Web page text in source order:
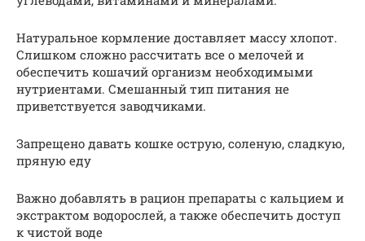
Натуральное кормление доставляет массу хлопот.
Слишком сложно рассчитать все о мелочей и
обеспечить кошачий организм необходимыми
нутриентами. Смешанный тип питания не
приветствуется заводчиками.
Запрещено давать кошке острую, соленую, сладкую,
пряную еду
Важно добавлять в рацион препараты с кальцием и
экстрактом водорослей, а также обеспечить доступ
к чистой воде